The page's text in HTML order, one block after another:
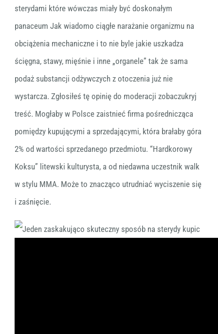
sterydami które wówczas miały być doskonałym
panaceum Jak wiadomo ciągłe narażanie organizmu na
obciążenia mechaniczne i to nie byle jakie uszkadza
ścięgna, stawy, mięśnie i inne „organele” tak że sama
podaż substancji odżywczych z otoczenia już nie
wystarcza. Zgłosiłeś tę opinię do moderacji zobaczukryj
treść. Mogłaby w Polsce zaistnieć firma pośrednicząca
pomiędzy kupującymi a sprzedającymi, która brałaby góra
2% od wartości sprzedanego przedmiotu. “Hardkorowy
Koksu” litewski kulturysta, a od niedawna uczestnik walk
w stylu MMA. Może to znacząco utrudniać wyciszenie się
i zaśnięcie.